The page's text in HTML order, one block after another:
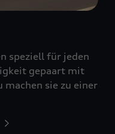
speziell für jeden
gepaart mit
sie zu einer